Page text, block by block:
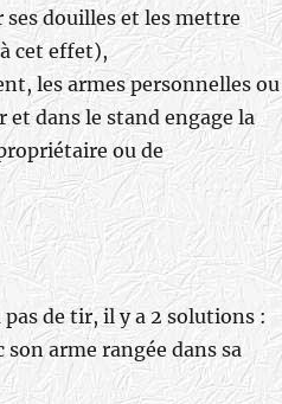
douilles et les mettre
cet effet),
les armes personnelles ou
et dans le stand engage la
ou de
de tir, il y a 2 solutions :
arme rangée dans sa